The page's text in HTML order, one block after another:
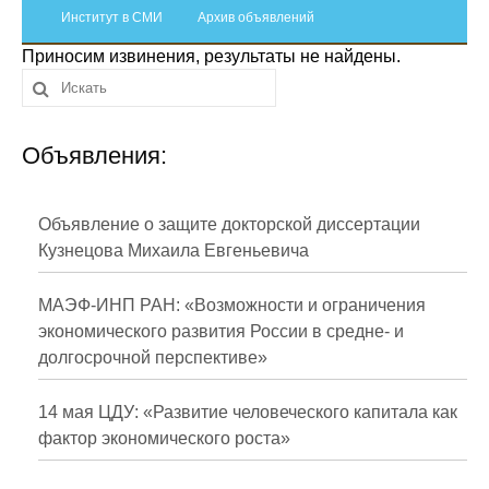
Отчетность
Противодействие коррупции
Материалы для СМИ
Публикации
Научная жизнь
Проблемы прогнозирования
О журнале
Номера журналов
Институт в СМИ Архив объявлений
Приносим извинения, результаты не найдены.
Объявления:
Объявление о защите докторской диссертации
Кузнецова Михаила Евгеньевича
МАЭФ-ИНП РАН: «Возможности и ограничения
экономического развития России в средне- и
долгосрочной перспективе»
14 мая ЦДУ: «Развитие человеческого капитала как
фактор экономического роста»